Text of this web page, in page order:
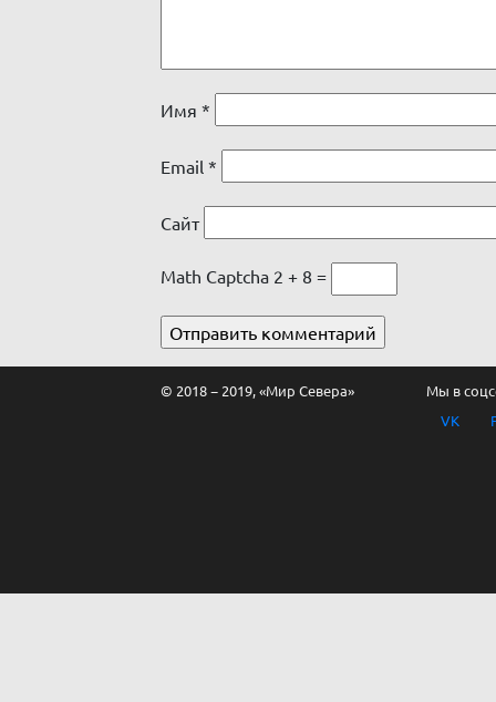
Имя *
Email *
Сайт
Math Captcha 2 + 8 =
© 2018 − 2019, «Мир Севера»
Мы в
VK